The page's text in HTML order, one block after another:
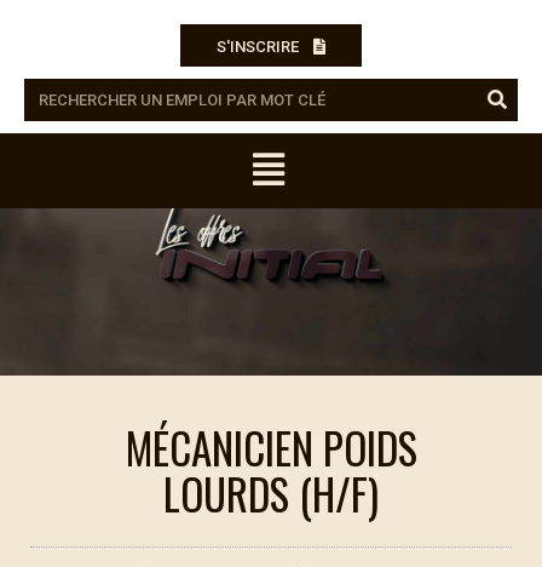
S'INSCRIRE
MÉCANICIEN POIDS
LOURDS (H/F)